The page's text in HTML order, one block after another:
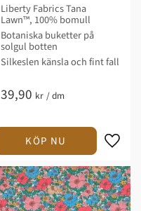
Liberty Fabrics Tana
Lawn™, 100% bomull
Botaniska buketter på
solgul botten
Silkeslen känsla och fint fall
39,90 kr /dm